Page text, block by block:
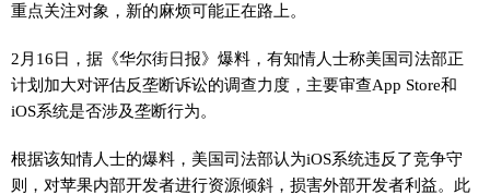
重点关注对象，新的麻烦可能正在路上。
2月16日，据《华尔街日报》爆料，有知情人士称美国司法部正
计划加大对评估反垄断诉讼的调查力度，主要审查App Store和
iOS系统是否涉及垄断行为。
根据该知情人士的爆料，美国司法部认为iOS系统违反了竞争守
则，对苹果内部开发者进行资源倾斜，损害外部开发者利益。此